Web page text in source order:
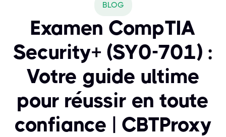
BLOG
Examen CompTIA
Security+ (SY0-701) :
Votre guide ultime
pour réussir en toute
confiance | CBTProxy